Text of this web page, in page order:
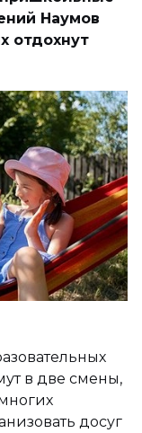
Наумов
отдохнут
в две смены,
досуг